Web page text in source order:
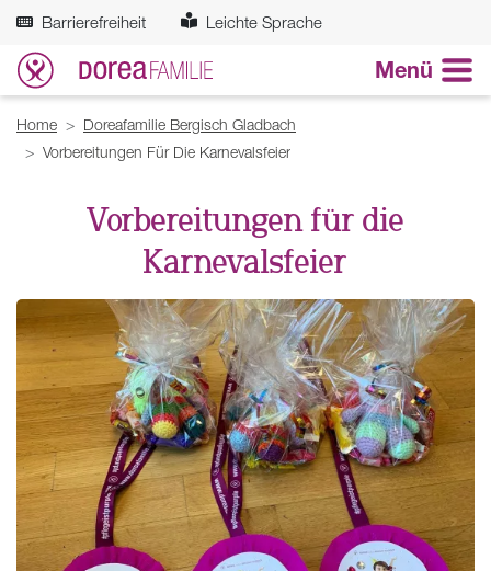
Zum Hauptinhalt springen
Barrierefreiheit Leichte Sprache
Menü
Breadcrumb
Home
Doreafamilie Bergisch Gladbach
Vorbereitungen Für Die Karnevalsfeier
Vorbereitungen für die
Karnevalsfeier